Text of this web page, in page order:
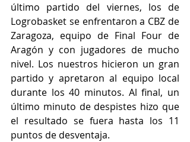
último partido del viernes, los de
Logrobasket se enfrentaron a CBZ de
Zaragoza, equipo de Final Four de
Aragón y con jugadores de mucho
nivel. Los nuestros hicieron un gran
partido y apretaron al equipo local
durante los 40 minutos. Al final, un
último minuto de despistes hizo que
el resultado se fuera hasta los 11
puntos de desventaja.